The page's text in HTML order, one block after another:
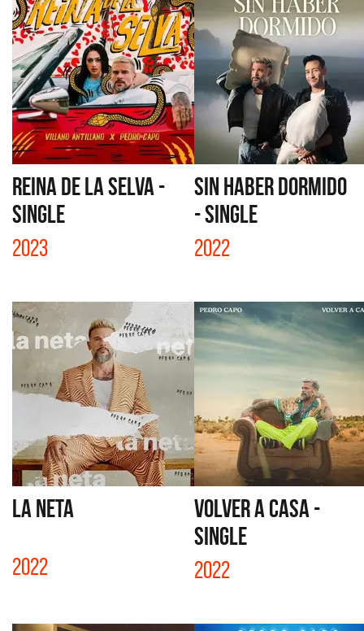
REINA DE LA SELVA -
SINGLE
2023
SIN HABER DORMIDO
- SINGLE
2022
LA NETA
2022
VOLVER A CASA -
SINGLE
2022